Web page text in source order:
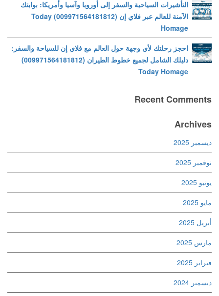
التأشيرات السياحية والسفر إلى أوروبا وآسيا وأمريكا: بوابتك
الآمنة للعالم عبر فلاي إن (009971564181812) Today
Homage
احجز رحلتك لأي وجهة حول العالم مع فلاي إن للسياحة والسفر:
دليلك الشامل لجميع خطوط الطيران (009971564181812)
Today Homage
Recent Comments
Archives
ديسمبر 2025
نوفمبر 2025
يونيو 2025
مايو 2025
أبريل 2025
مارس 2025
فبراير 2025
ديسمبر 2024